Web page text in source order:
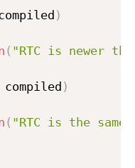
)
( "RTC is newer
)
( "RTC is the